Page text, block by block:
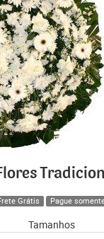
Grátis Pague
Tamanhos